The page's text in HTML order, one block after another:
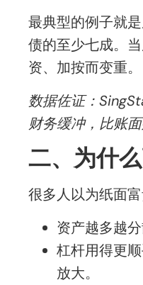
最典型的例子就
债的至少七成。
资、加按而变重。
数据佐证：
财务缓冲，比账面
二、为什
很多人以为纸面
资产越多越
杠杆用得更
放大。